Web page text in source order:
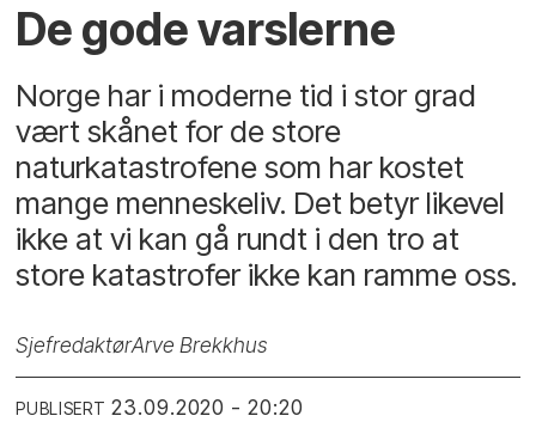
De gode varslerne
Norge har i moderne tid i stor grad
vært skånet for de store
naturkatastrofene som har kostet
mange menneskeliv. Det betyr likevel
ikke at vi kan gå rundt i den tro at
store katastrofer ikke kan ramme oss.
SjefredaktørArve Brekkhus
PUBLISERT 23.09.2020 - 20:20